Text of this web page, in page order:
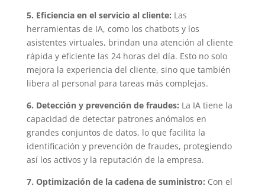
5. Eficiencia en el servicio al cliente: Las
herramientas de IA, como los chatbots y los
asistentes virtuales, brindan una atención al cliente
rápida y eficiente las 24 horas del día. Esto no solo
mejora la experiencia del cliente, sino que también
libera al personal para tareas más complejas.
6. Detección y prevención de fraudes: La IA tiene la
capacidad de detectar patrones anómalos en
grandes conjuntos de datos, lo que facilita la
identificación y prevención de fraudes, protegiendo
así los activos y la reputación de la empresa.
7. Optimización de la cadena de suministro: Con el